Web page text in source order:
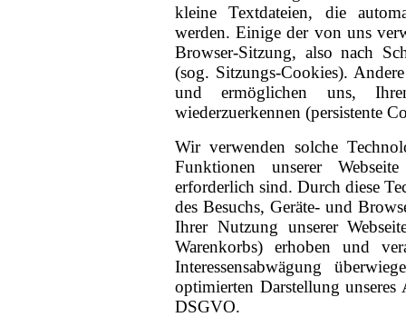
kleine Textdateien, die
werden. Einige der von uns
Browser-Sitzung, also nach
(sog. Sitzungs-Cookies).
und ermöglichen uns,
wiederzuerkennen (persistente
Wir verwenden solche
Funktionen unserer
erforderlich sind. Durch diese
des Besuchs, Geräte- und
Ihrer Nutzung unserer
Warenkorbs) erhoben und
Interessensabwägung
optimierten Darstellung
DSGVO.